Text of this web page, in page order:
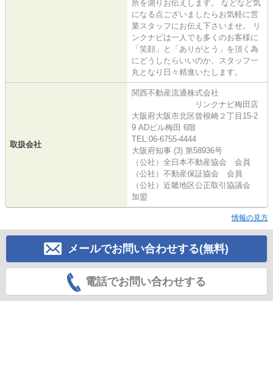
所を測りお伝えします。 などなど気
になる点ございましたらお気軽に営
業スタッフにお伝え下さいませ。 リ
ンクナビは一人でも多くのお客様に
「笑顔」と「ありがとう」を頂く為
にどうしたらいいのか、スタッフ一
丸となり日々精進いたします。
取扱会社
関西不動産流通株式会社
リンクナビ梅田店
大阪府大阪市北区曾根崎２丁目15-2
9 ADビル梅田 6階
TEL:06-6755-4444
大阪府知事 (3) 第58936号
（公社）全日本不動産協会 会員
（公社）不動産保証協会 会員
（公社）近畿地区公正取引協議会
加盟
情報の見方
メールでお問い合わせする(無料)
電話でお問い合わせする